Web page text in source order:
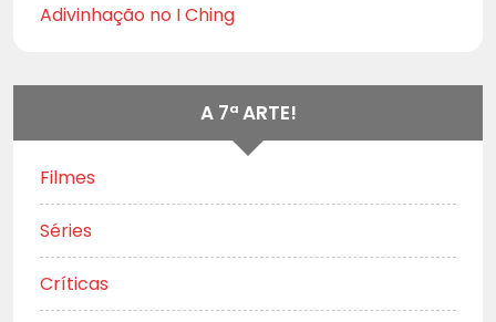
Adivinhação no I Ching
A 7ª ARTE!
Filmes
Séries
Críticas